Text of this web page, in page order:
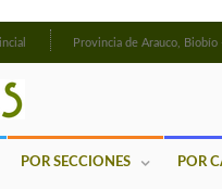
Provincia de Arauco, Biobío
POR SECCIONES POR